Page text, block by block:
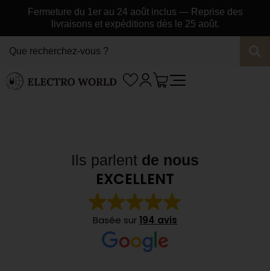
Fermeture du 1er au 24 août inclus — Reprise des
livraisons et expéditions dès le 25 août.
Ils parlent de nous
EXCELLENT
Basée sur194 avis